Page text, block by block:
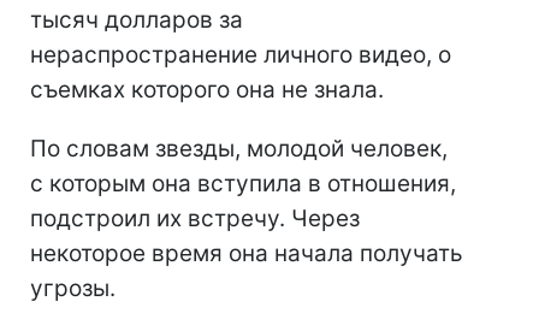
тысяч долларов за
нераспространение личного видео, о
съемках которого она не знала.
По словам звезды, молодой человек,
с которым она вступила в отношения,
подстроил их встречу. Через
некоторое время она начала получать
угрозы.